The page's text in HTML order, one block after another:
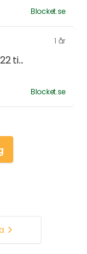
Blocket.se
1 år
ti...
Blocket.se